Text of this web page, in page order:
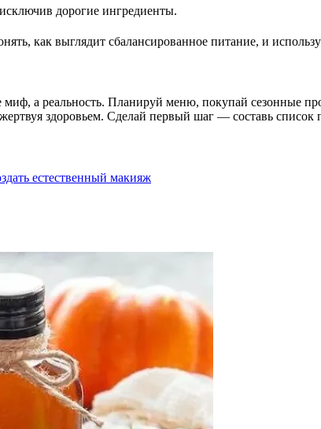
дорогие ингредиенты.
как выглядит сбалансированное питание, и
а реальность. Планируй меню, покупай сезонные
здоровьем. Сделай первый шаг — составь
естественный макияж